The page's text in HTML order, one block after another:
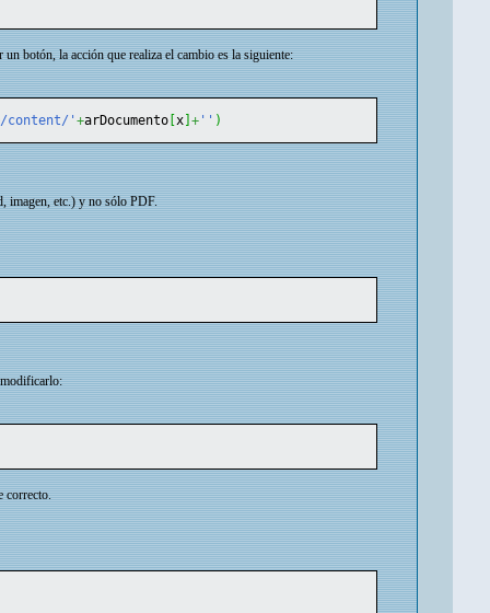
botón, la acción que realiza el cambio es la siguiente:
content/'+arDocumento [x ]+ '' )
imagen, etc.) y no sólo PDF.
correcto.